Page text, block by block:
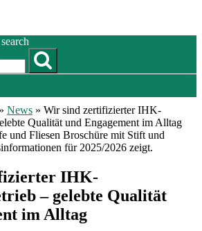
» News » Wir sind zertifizierter IHK-
Qualität und Engagement im Alltag
IHK-
– gelebte Qualität
im Alltag